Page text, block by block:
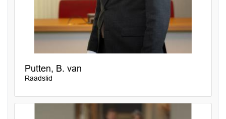
Putten, B. van
Raadslid